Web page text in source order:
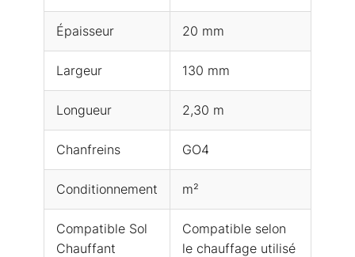
Épaisseur 20 mm
Largeur 130 mm
Longueur 2,30 m
Chanfreins GO4
Conditionnement m²
Compatible Sol
Chauffant
Compatible selon
le chauffage utilisé